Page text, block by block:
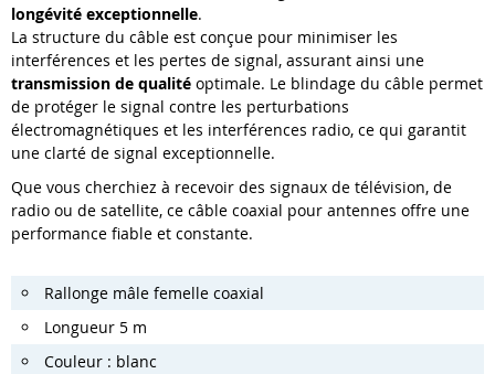
longévité exceptionnelle.
La structure du câble est conçue pour minimiser les
interférences et les pertes de signal, assurant ainsi une
transmission de qualité optimale. Le blindage du câble permet
de protéger le signal contre les perturbations
électromagnétiques et les interférences radio, ce qui garantit
une clarté de signal exceptionnelle.
Que vous cherchiez à recevoir des signaux de télévision, de
radio ou de satellite, ce câble coaxial pour antennes offre une
performance fiable et constante.
Rallonge mâle femelle coaxial
Longueur 5 m
Couleur : blanc